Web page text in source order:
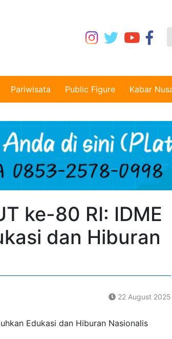
Pariwisata Public Figure Kabar
ke-80 RI: IDME
dan Hiburan
22 August 2025